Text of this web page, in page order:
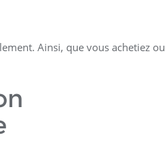
Ainsi, que vous achetiez ou